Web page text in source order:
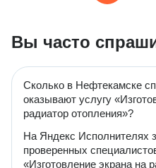
Вы часто
Сколько в Нефтекамске
оказывают услугу
радиатор отопления»?
На Яндекс Исполнителях
проверенных
«Изготовление экрана на